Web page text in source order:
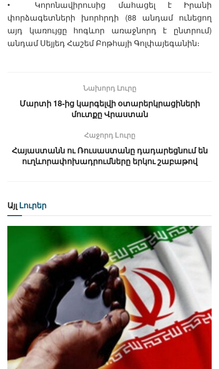
• Կորոնավիրուսից մահացել է Իրանի
փորձագետների խորհրդի (88 անդամ ունեցող
այդ կառույցը հոգևոր առաջնորդ է ընտրում)
անդամ Սեյյեդ Հաշեմ Բոթհայի Գոլփայեգանին։
Նախորդ Լուրը
Մարտի 18-ից կարգելվի օտարերկրացիների
մուտքը Վրաստան
Հաջորդ Lուրը
Հայաստանն ու Ռուսաստանը դադարեցնում են
ուղևորափոխադրումները երկու շաբաթով
Այլ Լուրեր